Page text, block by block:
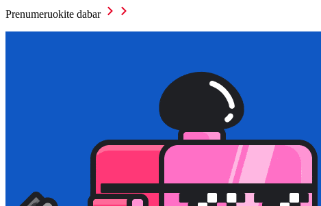
Prenumeruokite dabar